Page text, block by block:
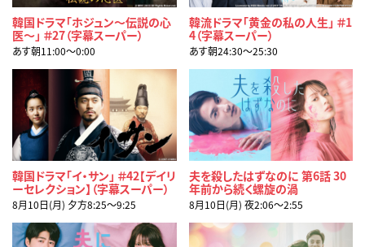
韓国ドラマ「ホジュン～伝説の心
医～」 ＃27（字幕スーパー）
あす朝11:00〜0:00
韓流ドラマ「黄金の私の人生」 ＃1
4（字幕スーパー）
あす朝24:30〜25:30
韓国ドラマ「イ・サン」 ＃42【デイリ
ーセレクション】（字幕スーパー）
8月10日(月) 夕方8:25〜9:25
夫を殺したはずなのに 第6話 30
年前から続く螺旋の渦
8月10日(月) 夜2:06〜2:55